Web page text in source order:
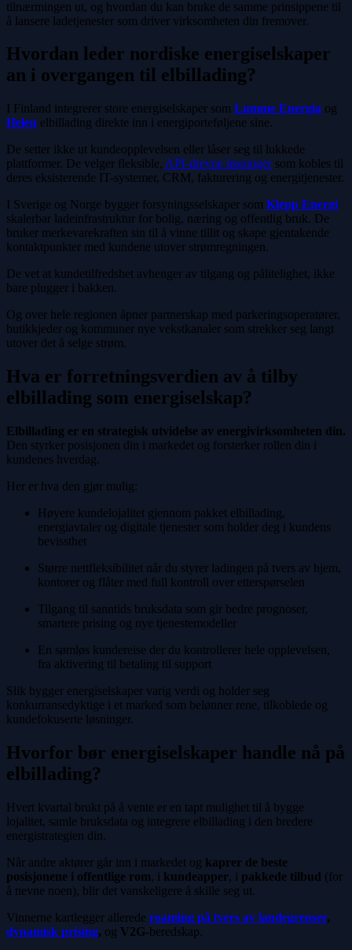
tilnærmingen ut, og hvordan du kan bruke de samme prinsippene til
å lansere ladetjenester som driver virksomheten din fremover.
Hvordan leder nordiske energiselskaper
an i overgangen til elbillading?
I Finland integrerer store energiselskaper som Lumme Energia og
Helen elbillading direkte inn i energiporteføljene sine.
De setter ikke ut kundeopplevelsen eller låser seg til lukkede
plattformer. De velger fleksible, API-drevne løsningersom kobles til
deres eksisterende IT-systemer, CRM, fakturering og energitjenester.
I Sverige og Norge bygger forsyningsselskaper som Klepp Energi
skalerbar ladeinfrastruktur for bolig, næring og offentlig bruk. De
bruker merkevarekraften sin til å vinne tillit og skape gjentakende
kontaktpunkter med kundene utover strømregningen.
De vet at kundetilfredshet avhenger av tilgang og pålitelighet, ikke
bare plugger i bakken.
Og over hele regionen åpner partnerskap med parkeringsoperatører,
butikkjeder og kommuner nye vekstkanaler som strekker seg langt
utover det å selge strøm.
Hva er forretningsverdien av å tilby
elbillading som energiselskap?
Elbillading er en strategisk utvidelse av energivirksomheten din.
Den styrker posisjonen din i markedet og forsterker rollen din i
kundenes hverdag.
Her er hva den gjør mulig:
Høyere kundelojalitet gjennom pakket elbillading,
energiavtaler og digitale tjenester som holder deg i kundens
bevissthet
Større nettfleksibilitet når du styrer ladingen på tvers av hjem,
kontorer og flåter med full kontroll over etterspørselen
Tilgang til sanntids bruksdata som gir bedre prognoser,
smartere prising og nye tjenestemodeller
En sømløs kundereise der du kontrollerer hele opplevelsen,
fra aktivering til betaling til support
Slik bygger energiselskaper varig verdi og holder seg
konkurransedyktige i et marked som belønner rene, tilkoblede og
kundefokuserte løsninger.
Hvorfor bør energiselskaper handle nå på
elbillading?
Hvert kvartal brukt på å vente er en tapt mulighet til å bygge
lojalitet, samle bruksdata og integrere elbillading i den bredere
energistrategien din.
Når andre aktører går inn i markedet og kaprer de beste
posisjonene i offentlige rom, i kundeapper, i pakkede tilbud (for
å nevne noen), blir det vanskeligere å skille seg ut.
Vinnerne kartlegger allerede roaming på tvers av landegrenser,
dynamisk prising, og V2G-beredskap.